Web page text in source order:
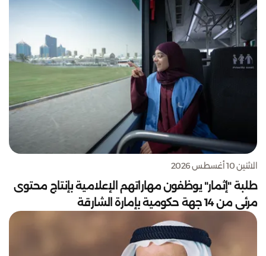
الاثنين 10 أغسطس 2026
طلبة "إثمار" يوظفون مهاراتهم الإعلامية بإنتاج محتوى
مرئي من 14 جهة حكومية بإمارة الشارقة